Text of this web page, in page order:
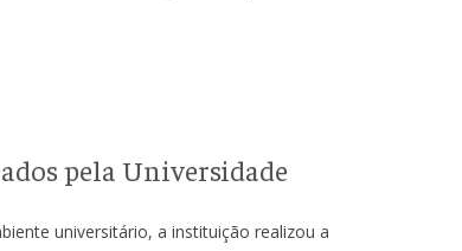
pela Universidade
universitário, a instituição realizou a